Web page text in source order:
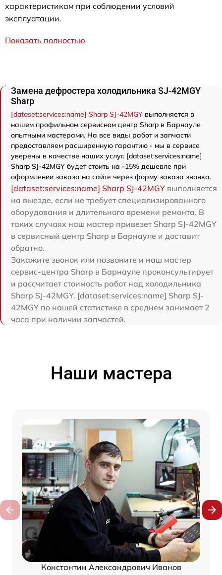
характеристикам при соблюдении условий
эксплуатации.
Показать полностью
Замена дефростера холодильника SJ-42MGY
Sharp
[dataset:services:name] Sharp SJ-42MGY выполняется в
нашем профильном сервисном центр Sharp в Барнауле
опытными мастерами. На все виды работ и запчасти
предоставляем расширенную гарантию - мы в сервисе
уверены в качестве наших услуг. [dataset:services:name]
Sharp SJ-42MGY будет стоить на -15% дешевле при
оформлении заказа на сайте через форму заказа звонка.
[dataset:services:name] Sharp SJ-42MGY выполняется
на выезде, если не требует специализированного
оборудования и длительного времени ремонта. В
таких случаях наш мастер привезет Sharp SJ-42MGY
в сервисный центр Sharp в Барнауле и доставит
обратно.
Закажите звонок или позвоните и наш мастер
сервис-центра Sharp в Барнауле проконсультирует
и рассчитает стоимость работ над холодильника
Sharp SJ-42MGY. [dataset:services:name] Sharp SJ-
42MGY по нашей статистике в среднем занимает 2
часа при наличии запчастей.
Наши мастера
Константин Александрович Иванов